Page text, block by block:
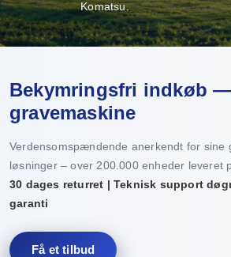
Komatsu.
Bekymringsfri indkøb
gravemaskine
Verdensomspændende anerkendt for sine
løsninger – over 200.000 enheder leveret
30 dages returret | Teknisk support
garanti
Få et tilbud